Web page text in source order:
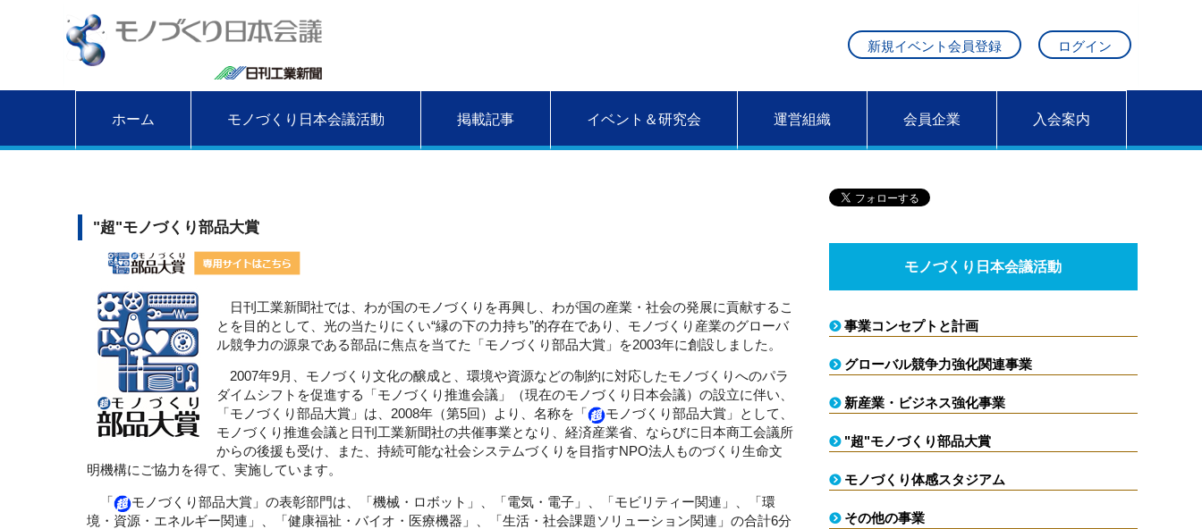
新規イベント会員登録 ログイン
ホーム モノづくり日本会議活動 掲載記事 イベント＆研究会 運営組織 会員企業 入会案内
モノづくり日本会議活動
事業コンセプトと計画
グローバル競争力強化関連事業
新産業・ビジネス強化事業
"超"モノづくり部品大賞
モノづくり体感スタジアム
その他の事業
"超"モノづくり部品大賞
日刊工業新聞社では、わが国のモノづくりを再興し、わが国の産業・社会の発展に貢献するこ
とを目的として、光の当たりにくい“縁の下の力持ち”的存在であり、モノづくり産業のグローバ
ル競争力の源泉である部品に焦点を当てた「モノづくり部品大賞」を2003年に創設しました。
2007年9月、モノづくり文化の醸成と、環境や資源などの制約に対応したモノづくりへのパラ
ダイムシフトを促進する「モノづくり推進会議」（現在のモノづくり日本会議）の設立に伴い、
「モノづくり部品大賞」は、2008年（第5回）より、名称を「
モノづくり部品大賞」として、
モノづくり推進会議と日刊工業新聞社の共催事業となり、経済産業省、ならびに日本商工会議所
からの後援も受け、また、持続可能な社会システムづくりを目指すNPO法人ものづくり生命文
明機構にご協力を得て、実施しています。
「
モノづくり部品大賞」の表彰部門は、「機械・ロボット」、「電気・電子」、「モビリティー関連」、「環
境・資源・エネルギー関連」、「健康福祉・バイオ・医療機器」、「生活・社会課題ソリューション関連」の合計6分